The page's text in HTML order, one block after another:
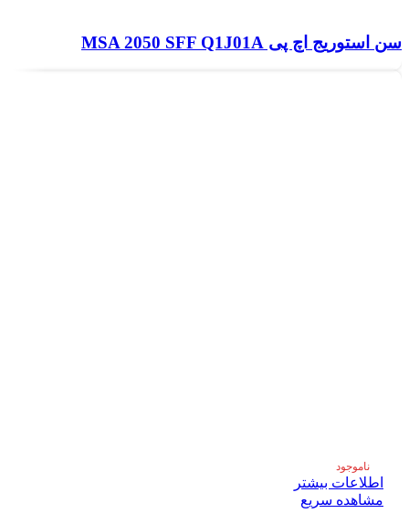
سن استوریج اچ پی MSA 2050 SFF Q1J01A
ناموجود
اطلاعات بیشتر
مشاهده سریع